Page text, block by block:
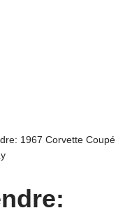
1967 Corvette Coupé